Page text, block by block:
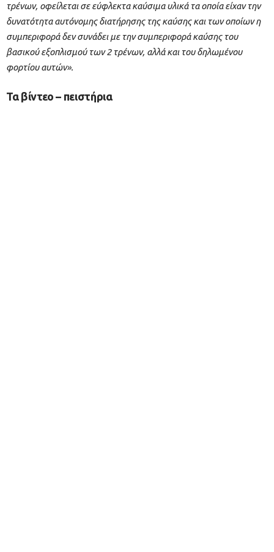
τρένων, οφείλεται σε εύφλεκτα καύσιμα υλικά τα οποία είχαν την
δυνατότητα αυτόνομης διατήρησης της καύσης και των οποίων η
συμπεριφορά δεν συνάδει με την συμπεριφορά καύσης του
βασικού εξοπλισμού των 2 τρένων, αλλά και του δηλωμένου
φορτίου αυτών».
Τα βίντεο – πειστήρια